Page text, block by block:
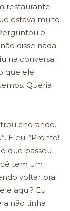
restaurante
estava muito
o
disse nada.
na conversa.
que ele
Queria
chorando.
E eu: “Pronto!
que passou
tem um
voltar pra
aqui? Eu
não tinha